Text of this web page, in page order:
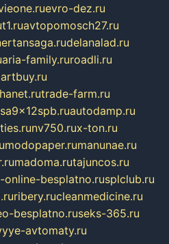
evro-dez.ru
avtopomosch27.ru
delanalad.ru
aria-family.ruroadli.ru
trade-farm.ru
autodamp.ru
nv750.rux-ton.ru
modopaper.rumanunae.ru
madoma.rutajuncos.ru
online-besplatno.rusplclub.ru
ribery.rucleanmedicine.ru
besplatno.ruseks-365.ru
avtomaty.ru